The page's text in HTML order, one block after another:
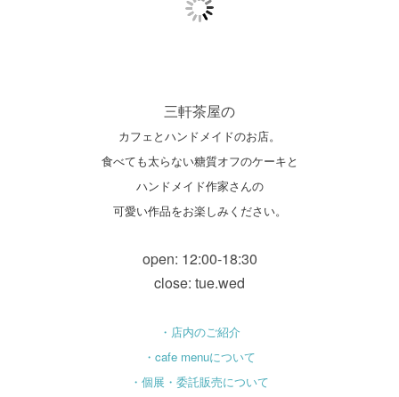
三軒茶屋の
カフェとハンドメイドのお店。
食べても太らない糖質オフのケーキと
ハンドメイド作家さんの
可愛い作品をお楽しみください。
open: 12:00-18:30
close: tue.wed
・店内のご紹介
・cafe menuについて
・個展・委託販売について